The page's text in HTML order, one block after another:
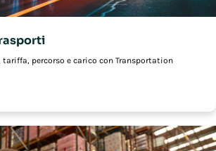
percorso e carico con Transportation